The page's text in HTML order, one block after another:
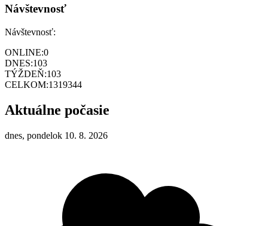
Návštevnosť
Návštevnosť:
ONLINE:0
DNES:103
TÝŽDEŇ:103
CELKOM:1319344
Aktuálne počasie
dnes, pondelok 10. 8. 2026